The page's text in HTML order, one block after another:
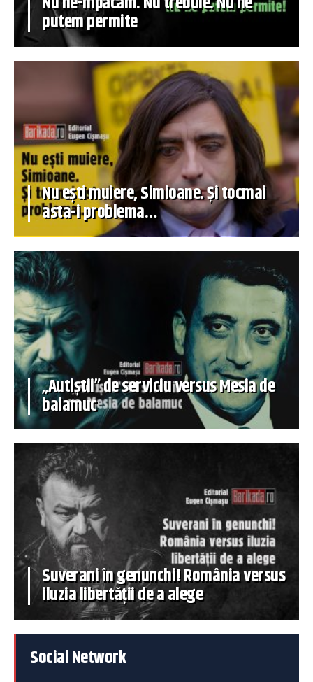
putem permite
Nu ești muiere, Simioane. Și tocmai
asta-i problema…
„Autiștii” de serviciu versus Mesia de
balamuc
Suverani în genunchi! România versus
iluzia libertății de a alege
Social Network